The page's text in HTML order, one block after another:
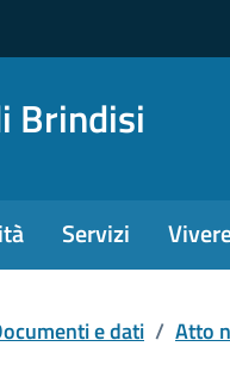
Brindisi
Servizi
e dati / Atto